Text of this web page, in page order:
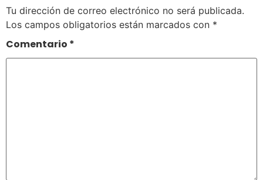
Tu dirección de correo electrónico no será publicada.
Los campos obligatorios están marcados con *
Comentario *